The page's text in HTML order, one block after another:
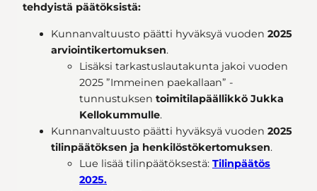
tehdyistä päätöksistä:
Kunnanvaltuusto päätti hyväksyä vuoden 2025
arviointikertomuksen.
Lisäksi tarkastuslautakunta jakoi vuoden
2025 ”Immeinen paekallaan” -
tunnustuksen toimitilapäällikkö Jukka
Kellokummulle.
Kunnanvaltuusto päätti hyväksyä vuoden 2025
tilinpäätöksen ja henkilöstökertomuksen.
Lue lisää tilinpäätöksestä: Tilinpäätös
2025.